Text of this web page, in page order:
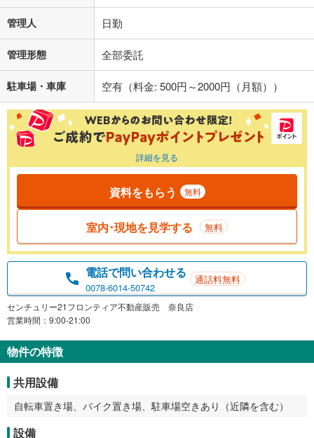
管理人 日勤
管理形態 全部委託
駐車場・車庫 空有（料金: 500円～2000円（月額））
詳細を見る
資料をもらう 無料
室内･現地を見学する 無料
電話で問い合わせる
0078-6014-50742
通話料無料
センチュリー21フロンティア不動産販売 奈良店
営業時間：9:00-21:00
物件の特徴
共用設備
自転車置き場、バイク置き場、駐車場空きあり（近隣を含む）
設備